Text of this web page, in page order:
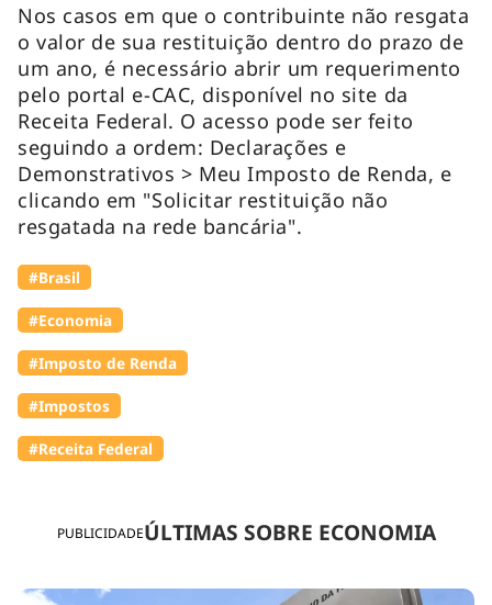
PUBLICIDADEÚLTIMAS SOBRE ECONOMIA
Nos casos em que o contribuinte não resgata
o valor de sua restituição dentro do prazo de
um ano, é necessário abrir um requerimento
pelo portal e-CAC, disponível no site da
Receita Federal. O acesso pode ser feito
seguindo a ordem: Declarações e
Demonstrativos > Meu Imposto de Renda, e
clicando em "Solicitar restituição não
resgatada na rede bancária".
#Brasil
#Economia
#Imposto de Renda
#Impostos
#Receita Federal